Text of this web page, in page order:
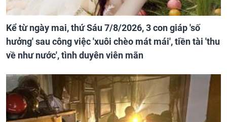
Kể từ ngày mai, thứ Sáu 7/8/2026, 3 con giáp 'số
hưởng' sau công việc 'xuôi chèo mát mái', tiền tài 'thu
về như nước', tình duyên viên mãn